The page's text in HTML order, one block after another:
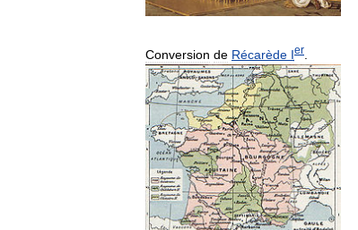
Conversion de Récarède Ier